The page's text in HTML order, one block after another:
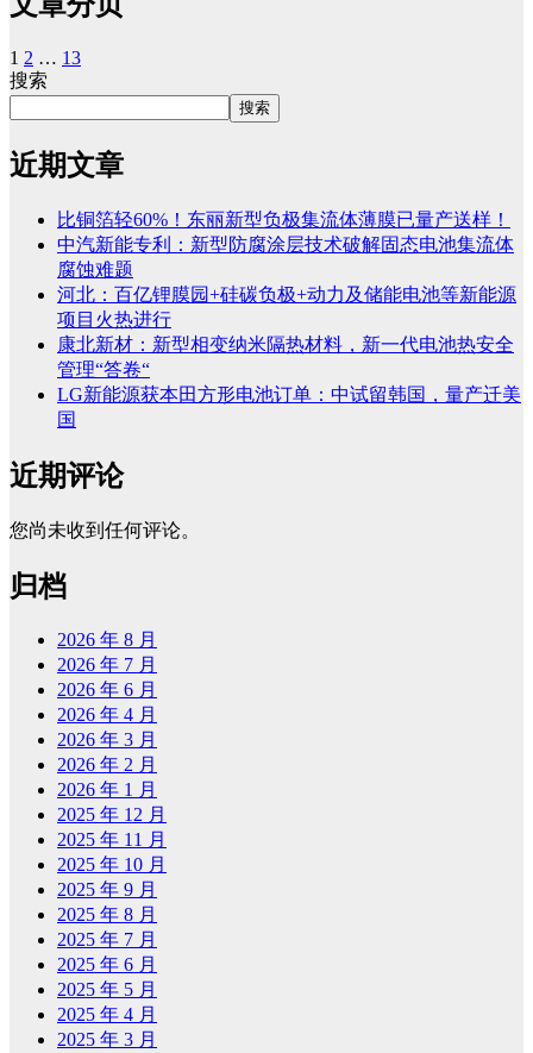
1 2 … 13
搜索
搜索
近期文章
比铜箔轻60%！东丽新型负极集流体薄膜已量产送样！
中汽新能专利：新型防腐涂层技术破解固态电池集流体
腐蚀难题
河北：百亿锂膜园+硅碳负极+动力及储能电池等新能源
项目火热进行
康北新材：新型相变纳米隔热材料，新一代电池热安全
管理“答卷“
LG新能源获本田方形电池订单：中试留韩国，量产迁美
国
近期评论
您尚未收到任何评论。
归档
2026 年 8 月
2026 年 7 月
2026 年 6 月
2026 年 4 月
2026 年 3 月
2026 年 2 月
2026 年 1 月
2025 年 12 月
2025 年 11 月
2025 年 10 月
2025 年 9 月
2025 年 8 月
2025 年 7 月
2025 年 6 月
2025 年 5 月
2025 年 4 月
2025 年 3 月